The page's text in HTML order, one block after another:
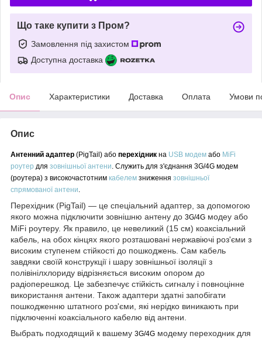
Що таке купити з Пром?
Замовлення під захистом
Доступна доставка
Опис Характеристики Доставка Оплата Умови
Опис
Антенний адаптер (PigTail) або перехідник на USB модем або MiFi
роутер для зовнішньої антени . Служить для з'єднання 3G/4G модем
(роутера) з високочастотним кабелем зниження зовнішньої
спрямованої антени
Перехідник (PigTail) — це спеціальний адаптер, за допомогою
якого можна підключити зовнішню антену до 3G/4G модеу або
MiFi роутеру. Як правило, це невеликий (15 см) коаксіальний
кабель, на обох кінцях якого розташовані нержавіючі роз'єми з
високим ступенем стійкості до пошкоджень. Сам кабель
завдяки своїй конструкції і шару зовнішньої ізоляції з
полівінілхлориду відрізняється високим опором до
радіоперешкод. Це забезпечує стійкість сигналу і повноцінне
використання антени. Також адаптери здатні запобігати
пошкодженню штатного роз'єми, які нерідко виникають при
підключенні коаксіального кабелю від антени.
Выбрать подходящий к вашему 3G/4G модему переходник для